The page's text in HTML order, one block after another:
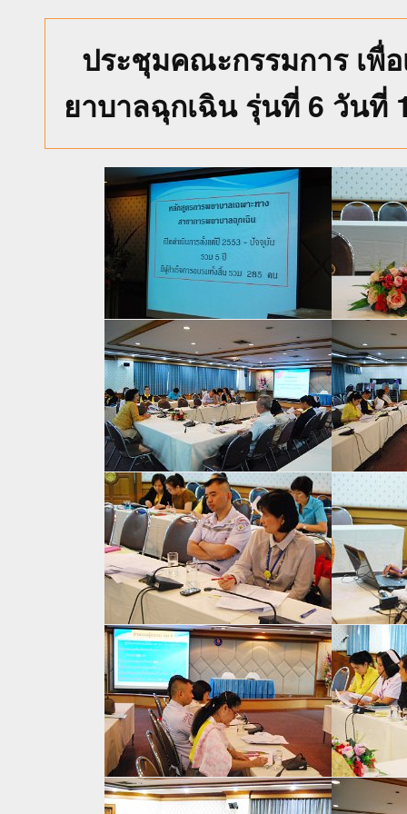
ประชุมคณะกรรมการ เพื่
ยาบาลฉุกเฉิน รุ่นที่ 6 วันที่